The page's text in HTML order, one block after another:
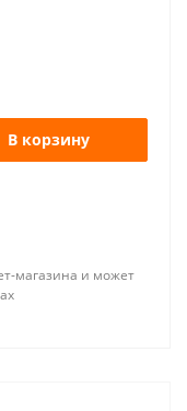
В корзину
магазина и может